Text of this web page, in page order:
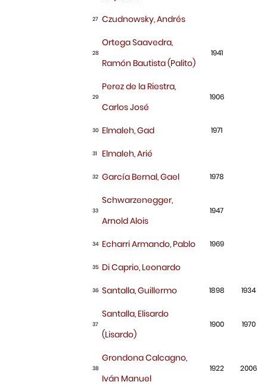
27 Czudnowsky, Andrés
28
Ortega Saavedra,
Ramón Bautista (Palito)
1941
29
Perez de la Riestra,
Carlos José
1906
30 Elmaleh, Gad 1971
31 Elmaleh, Arié
32 García Bernal, Gael 1978
33
Schwarzenegger,
Arnold Alois
1947
34 Echarri Armando, Pablo 1969
35 Di Caprio, Leonardo
36 Santalla, Guillermo 1898 1934
37
Santalla, Elisardo
(Lisardo)
1900 1970
38
Grondona Calcagno,
Iván Manuel
1922 2006